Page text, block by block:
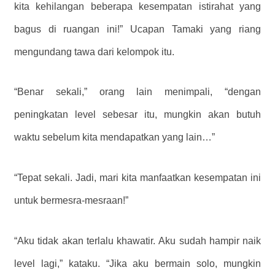
kita kehilangan beberapa kesempatan istirahat yang
bagus di ruangan ini!” Ucapan Tamaki yang riang
mengundang tawa dari kelompok itu.
“Benar sekali,” orang lain menimpali, “dengan
peningkatan level sebesar itu, mungkin akan butuh
waktu sebelum kita mendapatkan yang lain…”
“Tepat sekali. Jadi, mari kita manfaatkan kesempatan ini
untuk bermesra-mesraan!”
“Aku tidak akan terlalu khawatir. Aku sudah hampir naik
level lagi,” kataku. “Jika aku bermain solo, mungkin